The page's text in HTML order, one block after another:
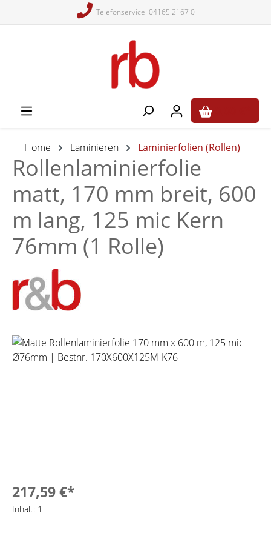
Telefonservice: 04165 2167 0
Home Laminieren Laminierfolien (Rollen)
Rollenlaminierfolie
matt, 170 mm breit, 600
m lang, 125 mic Kern
76mm (1 Rolle)
Bildergalerie überspringen
217,59 €*
Inhalt: 1